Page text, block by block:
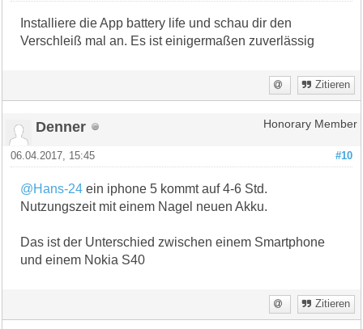
Installiere die App battery life und schau dir den
Verschleiß mal an. Es ist einigermaßen zuverlässig
Zitieren
Denner Honorary Member
#10
06.04.2017, 15:45
@Hans-24 ein iphone 5 kommt auf 4-6 Std.
Nutzungszeit mit einem Nagel neuen Akku.
Das ist der Unterschied zwischen einem Smartphone
und einem Nokia S40
Zitieren